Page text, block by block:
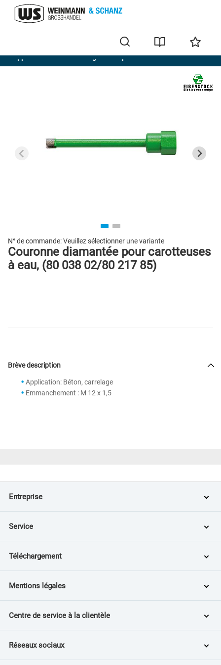
Appareils sans fil et outillage électroportatif
N° de commande:Veuillez sélectionner une variante
Couronne diamantée pour carotteuses
à eau, (80 038 02/80 217 85)
Brève description
Application: Béton, carrelage
Emmanchement : M 12 x 1,5
Entreprise
Service
Téléchargement
Mentions légales
Centre de service à la clientèle
Réseaux sociaux